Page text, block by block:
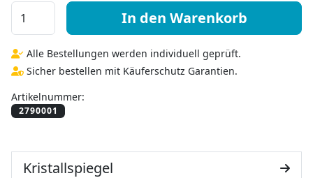
Klappspiegel mit TV MengeIn den Warenkorb
Alle Bestellungen werden individuell geprüft.
Sicher bestellen mit Käuferschutz Garantien.
Artikelnummer:
Kristallspiegel